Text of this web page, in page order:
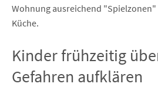
Wohnung ausreichend
Küche.
Kinder frühzeitig
Gefahren aufklären